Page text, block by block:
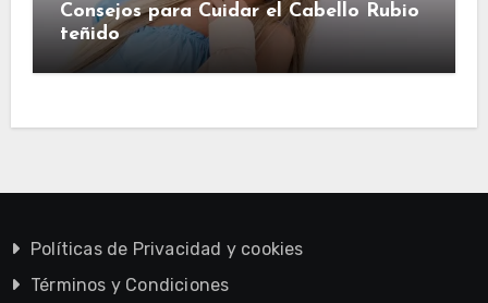
Consejos para Cuidar el Cabello Rubio
teñido
Políticas de Privacidad y cookies
Términos y Condiciones